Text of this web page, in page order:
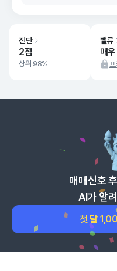
진단
2점
상위 98%
밸류
매
매매신호 후
AI가 알
첫 달